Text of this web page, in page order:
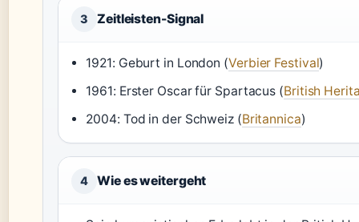
3 Zeitleisten-Signal
1921: Geburt in London (Verbier Festival)
1961: Erster Oscar für Spartacus (British
2004: Tod in der Schweiz (Britannica)
4 Wie es weitergeht